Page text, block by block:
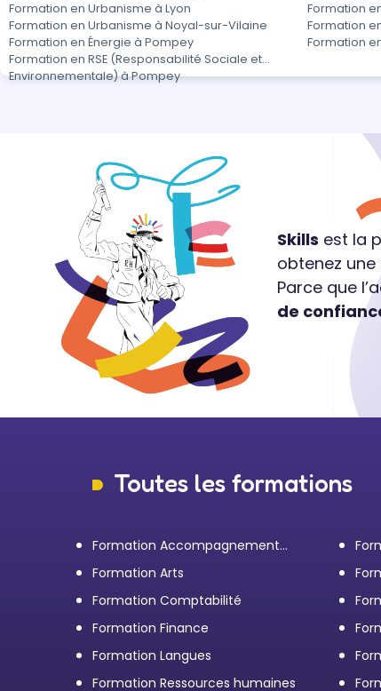
Formation en Urbanisme à Lyon
Formation
Formation en Urbanisme à Noyal-sur-Vilaine
Formation
Formation en Énergie à Pompey
Formation
Formation en RSE (Responsabilité Sociale et
Environnementale) à Pompey
Skills est la
obtenez
Parce que
de
Toutes les formations
Formation Accompagnement
personnel et Bilan de
compétences
Formation Arts
Formation Comptabilité
Formation Finance
Formation Langues
Formation Ressources humaines